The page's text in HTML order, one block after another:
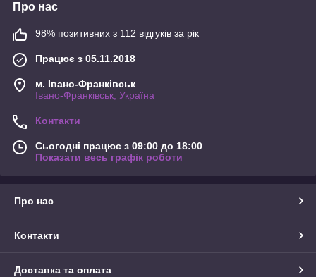
Про нас
98% позитивних з 112 відгуків за рік
Працює з 05.11.2018
м. Івано-Франківськ
Івано-Франківськ, Україна
Контакти
Сьогодні працює з 09:00 до 18:00
Показати весь графік роботи
Про нас
Контакти
Доставка та оплата